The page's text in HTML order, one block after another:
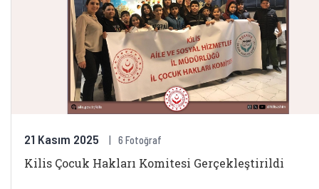
21 Kasım 2025 6 Fotoğraf
Kilis Çocuk Hakları Komitesi Gerçekleştirildi